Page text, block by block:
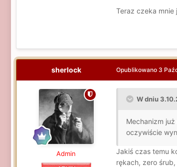
Teraz czeka mnie
sherlock
Admin
Opublikowano 3
W dniu
Mechanizm
oczywiście
Jakiś czas temu
rękach, zero